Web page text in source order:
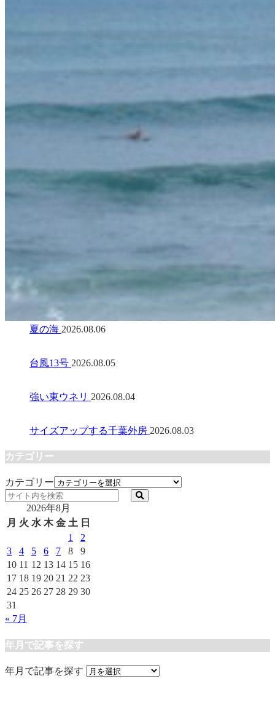
夏の海 2026.08.06
台風13号 2026.08.05
強い東ウネリ 2026.08.04
サイズアップする千葉外房 2026.08.03
カテゴリー
カテゴリー
2026年8月
月 火 水 木 金 土 日
1
2
3
4 5 6 7 8
9
10 11 12 13 14 15 16
17 18 19 20 21 22 23
24 25 26 27 28 29 30
31
« 7月
年月で記事を探す
年月で記事を探す